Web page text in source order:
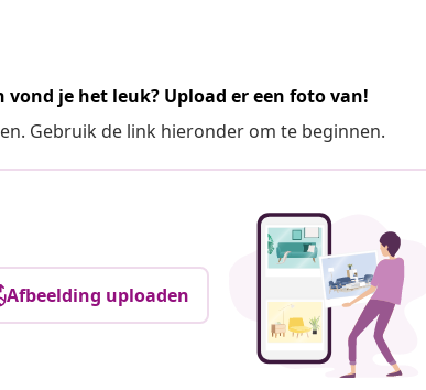
vond je het leuk? Upload er een foto van!
Gebruik de link hieronder om te beginnen.
Afbeelding uploaden